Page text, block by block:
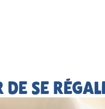
SE